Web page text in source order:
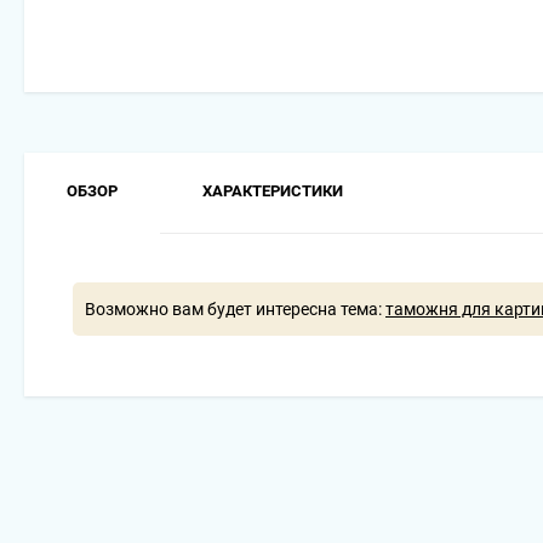
ОБЗОР ХАРАКТЕРИСТИКИ
Возможно вам будет интересна тема:таможня для